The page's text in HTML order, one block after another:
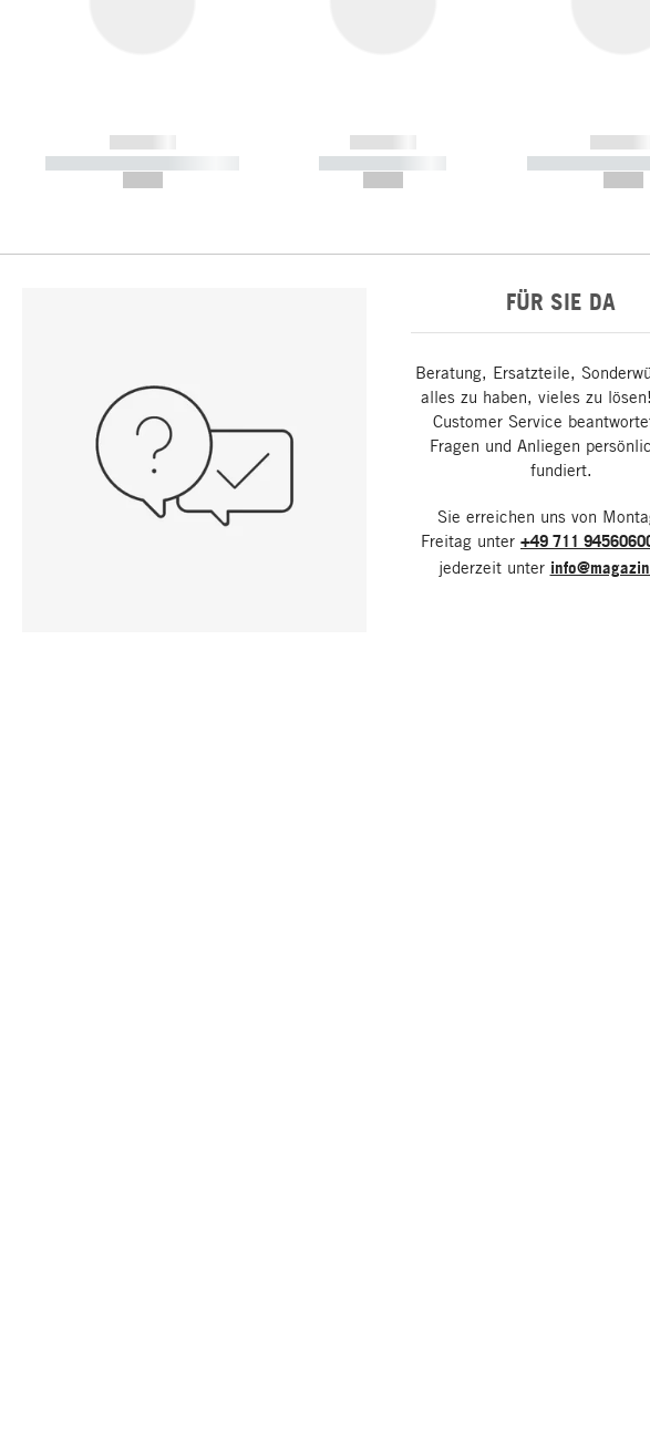
------------
----------- ----------- -----------
------------
----------- -----------
------------
-----------
FÜR SIE DA
Beratung, Ersatzteile,
alles zu haben, vieles zu
Customer Service
Fragen und Anliegen
fundiert.
Sie erreichen uns von
Freitag unter +49 711
jederzeit unter